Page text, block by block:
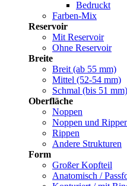
Bedruckt
Farben-Mix
Reservoir
Mit Reservoir
Ohne Reservoir
Breite
Breit (ab 55 mm)
Mittel (52-54 mm)
Schmal (bis 51 mm)
Oberfläche
Noppen
Noppen und
Rippen
Andere Strukturen
Form
Großer Kopfteil
Anatomisch /